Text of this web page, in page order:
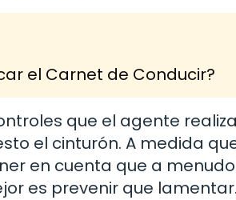
el Carnet de Conducir?
que el agente
el cinturón. A medida
en cuenta que a
es prevenir que lamentar.